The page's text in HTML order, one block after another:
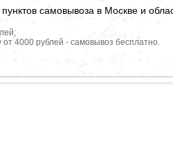
самовывоза в Москве и
4000 рублей - самовывоз бесплатно.